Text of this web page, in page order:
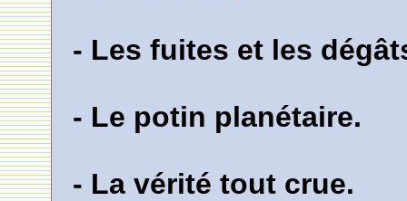
- Les fuites et les
- Le potin planétaire.
- La vérité tout crue.